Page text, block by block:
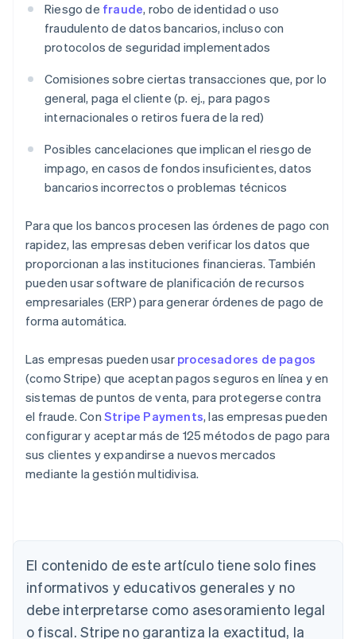
Riesgo de fraude, robo de identidad o uso
fraudulento de datos bancarios, incluso con
protocolos de seguridad implementados
Comisiones sobre ciertas transacciones que, por lo
general, paga el cliente (p. ej., para pagos
internacionales o retiros fuera de la red)
Posibles cancelaciones que implican el riesgo de
impago, en casos de fondos insuficientes, datos
bancarios incorrectos o problemas técnicos
Para que los bancos procesen las órdenes de pago con
rapidez, las empresas deben verificar los datos que
proporcionan a las instituciones financieras. También
pueden usar software de planificación de recursos
empresariales (ERP) para generar órdenes de pago de
forma automática.
Las empresas pueden usar procesadores de pagos
(como Stripe) que aceptan pagos seguros en línea y en
sistemas de puntos de venta, para protegerse contra
el fraude. Con Stripe Payments, las empresas pueden
configurar y aceptar más de 125 métodos de pago para
sus clientes y expandirse a nuevos mercados
mediante la gestión multidivisa.
El contenido de este artículo tiene solo fines
informativos y educativos generales y no
debe interpretarse como asesoramiento legal
o fiscal. Stripe no garantiza la exactitud, la
DeutschEnglish
Australia
English
Austria
DeutschEnglish